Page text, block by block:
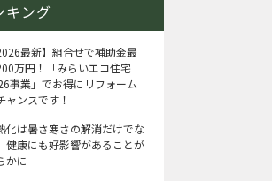
キング
最新】組合せで補助金最
万円！「みらいエコ住宅
事業」でお得にリフォーム
ャンスです！
化は暑さ寒さの解消だけでな
健康にも好影響があることが
かに